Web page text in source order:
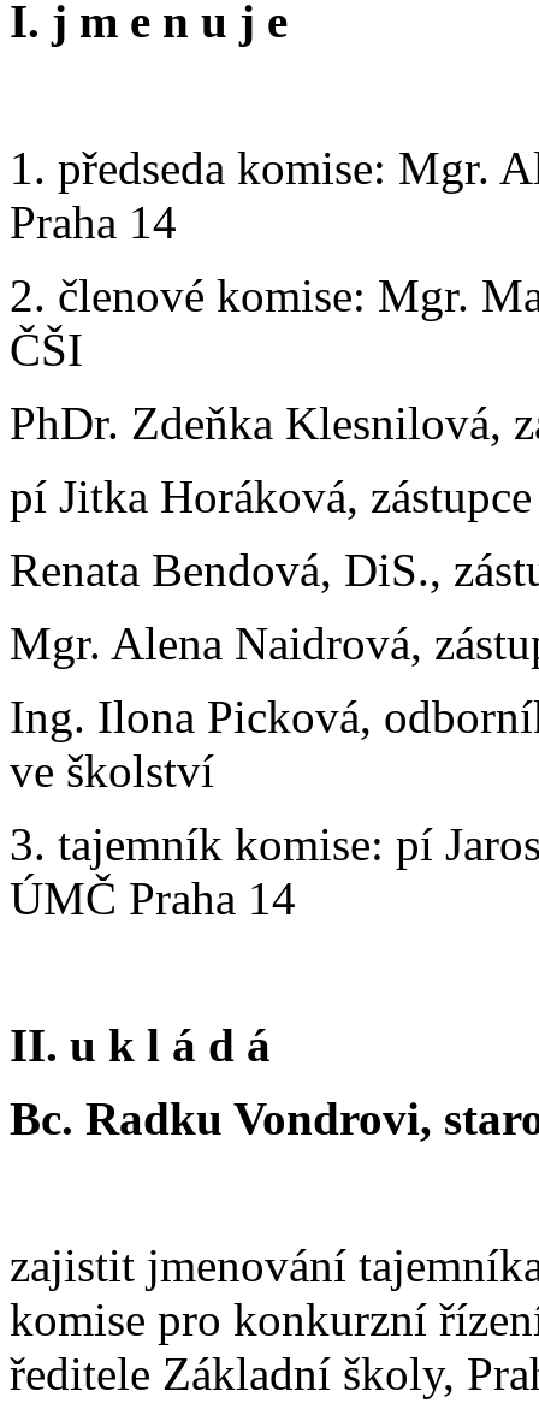
I. j m e n u j e
1. předseda komise: Mgr.
Praha 14
2. členové komise: Mgr.
ČŠI
PhDr. Zdeňka Klesnilová,
pí Jitka Horáková,
Renata Bendová, DiS.,
Mgr. Alena Naidrová,
Ing. Ilona Picková,
ve školství
3. tajemník komise: pí
ÚMČ Praha 14
II. u k l á d á
Bc. Radku Vondrovi,
zajistit jmenování
komise pro konkurzní
ředitele Základní školy,